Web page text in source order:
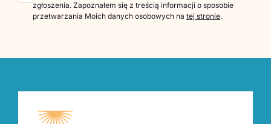
zgłoszenia. Zapoznałem się z treścią informacji o sposobie
przetwarzania Moich danych osobowych na tej stronie.